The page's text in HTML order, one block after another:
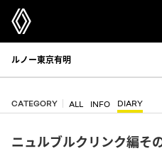
ルノー東京有明
CATEGORY ALL INFO DIARY
ニュルブルクリンク編そ